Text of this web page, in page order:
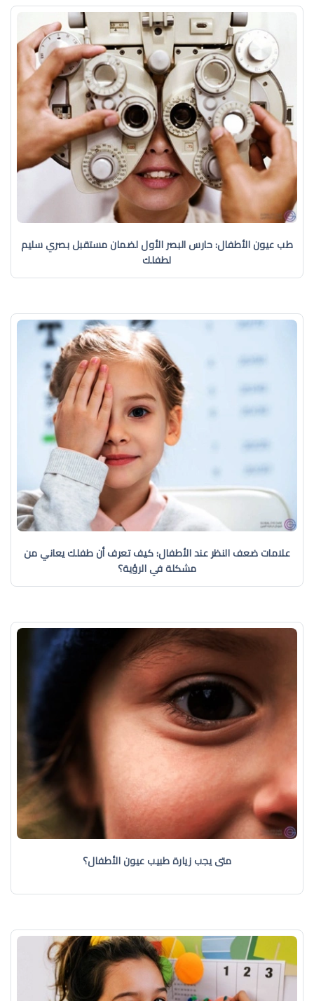
طب عيون الأطفال: حارس البصر الأول لضمان مستقبل بصري سليم
لطفلك
علامات ضعف النظر عند الأطفال: كيف تعرف أن طفلك يعاني من
مشكلة في الرؤية؟
متى يجب زيارة طبيب عيون الأطفال؟